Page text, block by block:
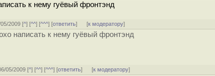
к нему гуёвый фронтэнд
2009 [^] [^^] [^^^] [ответить] [к модератору]
написать к нему гуёвый фронтэнд
05/2009 [^] [^^] [^^^] [ответить] [к модератору]